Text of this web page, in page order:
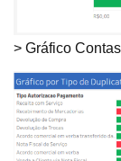
> Gráfico